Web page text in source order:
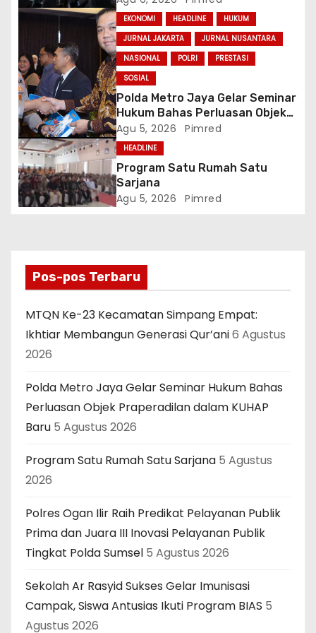
EKONOMI HEADLINE
HUKUM
JURNAL JAKARTA
JURNAL NUSANTARA
NASIONAL
POLRI
PRESTASI
SOSIAL
Polda Metro Jaya Gelar Seminar
Hukum Bahas Perluasan Objek
Praperadilan dalam KUHAP Baru
Agu 5, 2026 Pimred
HEADLINE
Program Satu Rumah Satu
Sarjana
Agu 5, 2026 Pimred
Pos-pos Terbaru
MTQN Ke-23 Kecamatan Simpang Empat:
Ikhtiar Membangun Generasi Qur’ani6 Agustus
2026
Polda Metro Jaya Gelar Seminar Hukum Bahas
Perluasan Objek Praperadilan dalam KUHAP
Baru 5 Agustus 2026
Program Satu Rumah Satu Sarjana 5 Agustus
2026
Polres Ogan Ilir Raih Predikat Pelayanan Publik
Prima dan Juara III Inovasi Pelayanan Publik
Tingkat Polda Sumsel 5 Agustus 2026
Sekolah Ar Rasyid Sukses Gelar Imunisasi
Campak, Siswa Antusias Ikuti Program BIAS 5
Agustus 2026